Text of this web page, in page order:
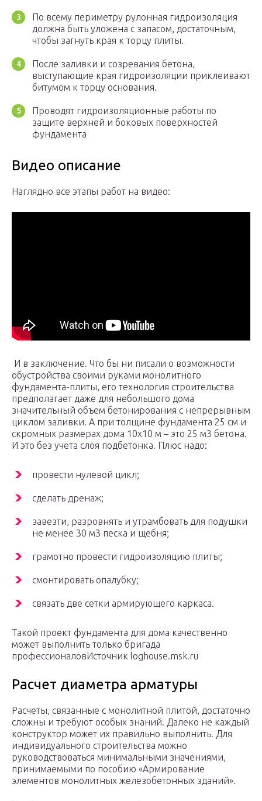
По всему периметру рулонная гидроизоляция
должна быть уложена с запасом, достаточным,
чтобы загнуть края к торцу плиты.
После заливки и созревания бетона,
выступающие края гидроизоляции приклеивают
битумом к торцу основания.
Проводят гидроизоляционные работы по
защите верхней и боковых поверхностей
фундамента
Видео описание
Наглядно все этапы работ на видео:
И в заключение. Что бы ни писали о возможности
обустройства своими руками монолитного
фундамента-плиты, его технология строительства
предполагает даже для небольшого дома
значительный объем бетонирования с непрерывным
циклом заливки. А при толщине фундамента 25 см и
скромных размерах дома 10х10 м – это 25 м3 бетона.
И это без учета слоя подбетонка. Плюс надо:
провести нулевой цикл;
сделать дренаж;
завезти, разровнять и утрамбовать для подушки
не менее 30 м3 песка и щебня;
грамотно провести гидроизоляцию плиты;
смонтировать опалубку;
связать две сетки армирующего каркаса.
Такой проект фундамента для дома качественно
может выполнить только бригада
профессионаловИсточник loghouse.msk.ru
Расчет диаметра арматуры
Расчеты, связанные с монолитной плитой, достаточно
сложны и требуют особых знаний. Далеко не каждый
конструктор может их правильно выполнить. Для
индивидуального строительства можно
руководствоваться минимальными значениями,
принимаемыми по пособию «Армирование
элементов монолитных железобетонных зданий».